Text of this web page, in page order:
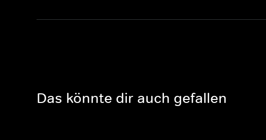
Das könnte dir auch gefallen